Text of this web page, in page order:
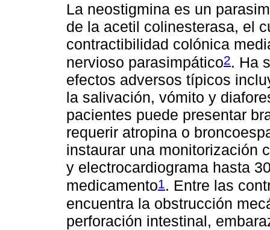
La neostigmina es un
de la acetil colinesterasa, el
contractibilidad colónica
nervioso parasimpático2. Ha
efectos adversos típicos
la salivación, vómito y
pacientes puede presentar
requerir atropina o
instaurar una monitorización
y electrocardiograma hasta
medicamento1 . Entre las
encuentra la obstrucción
perforación intestinal,